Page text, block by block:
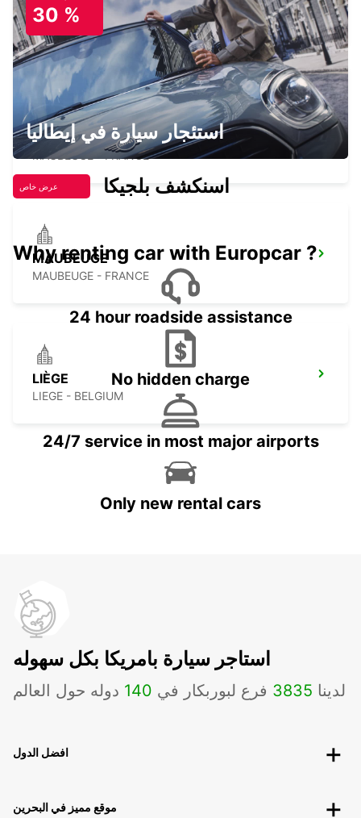
HASSELT - BELGIUM
MAUBEUGE RAILWAY STATION -
SERVICE POINT
MAUBEUGE - FRANCE
MAUBEUGE
MAUBEUGE - FRANCE
LIÈGE
LIEGE - BELGIUM
30 %
استئجار سيارة في إيطاليا
عرض خاص اسنكشف بلجيكا
Why renting car with Europcar ?
24 hour roadside assistance
No hidden charge
24/7 service in most major airports
Only new rental cars
استاجر سيارة بامريكا بكل سهوله
لدينا 3835 فرع لبوربكار في 140 دوله حول العالم
افضل الدول
موقع مميز في البحرين